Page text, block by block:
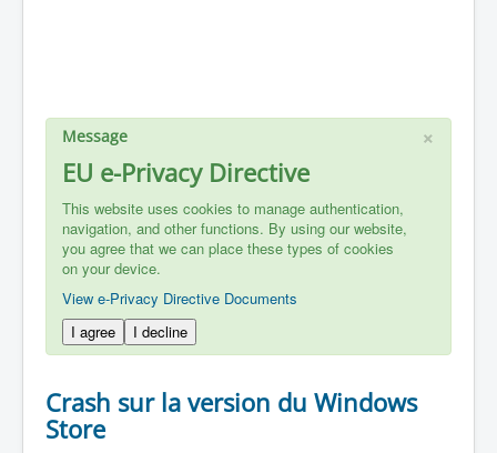
×
Message
EU e-Privacy Directive
This website uses cookies to manage authentication,
navigation, and other functions. By using our website,
you agree that we can place these types of cookies
on your device.
View e-Privacy Directive Documents
I agree
I decline
Crash sur la version du Windows
Store